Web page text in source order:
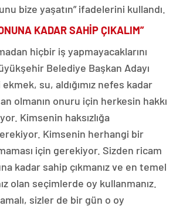
bize yaşatın” ifadelerini kullandı.
KADAR SAHİP ÇIKALIM”
hiçbir iş yapmayacaklarını
Belediye Başkan Adayı
su, aldığımız nefes kadar
olmanın onuru için herkesin hakkı
Kimsenin haksızlığa
Kimsenin herhangi bir
için gerekiyor. Sizden ricam
kadar sahip çıkmanız ve en temel
olan seçimlerde oy kullanmanız.
sizler de bir gün o oy